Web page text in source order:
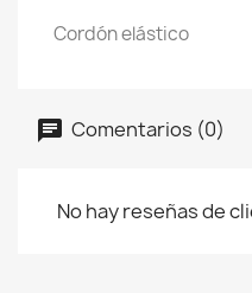
Cordón elástico
Comentarios (0)
No hay reseñas de